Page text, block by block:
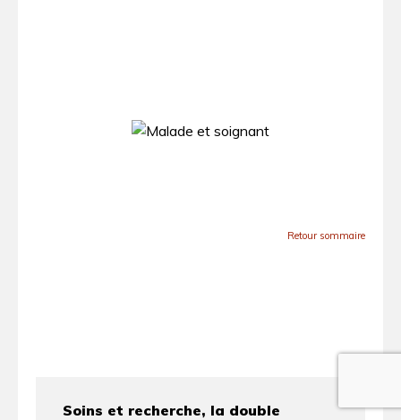
Retour sommaire
Soins et recherche, la double